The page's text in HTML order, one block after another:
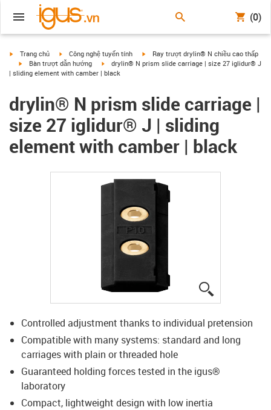
(0)
igus-icon-arrow-right
Trang chủ igus-icon-arrow-right
Công nghệ tuyến tính igus-icon-arrow-right
Ray trượt drylin® N chiều cao thấp
igus-icon-arrow-right
Bàn trượt dẫn hướng igus-icon-arrow-right
drylin® N prism slide carriage | size 27 iglidur® J
| sliding element with camber | black
drylin® N prism slide carriage |
size 27 iglidur® J | sliding
element with camber | black
Controlled adjustment thanks to individual pretension
Compatible with many systems: standard and long
carriages with plain or threaded hole
Guaranteed holding forces tested in the igus®
laboratory
Compact, lightweight design with low inertia